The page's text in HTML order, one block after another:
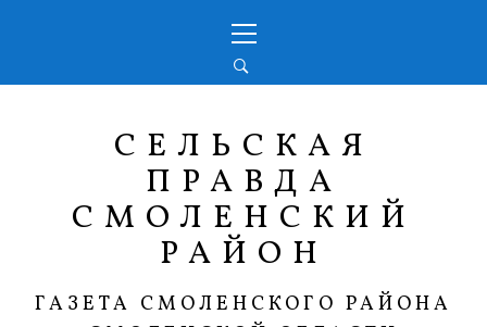
меню
СЕЛЬСКАЯ
ПРАВДА
СМОЛЕНСКИЙ
РАЙОН
ГАЗЕТА СМОЛЕНСКОГО РАЙОНА